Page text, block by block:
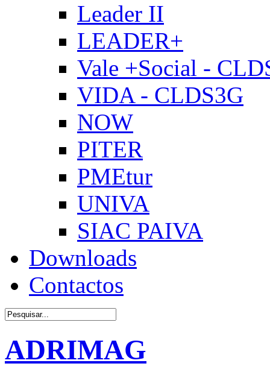
Leader II
LEADER+
Vale +Social -
VIDA - CLDS3G
NOW
PITER
PMEtur
UNIVA
SIAC PAIVA
Downloads
Contactos
ADRIMAG